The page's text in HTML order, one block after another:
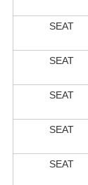
SEAT
SEAT
SEAT
SEAT
SEAT